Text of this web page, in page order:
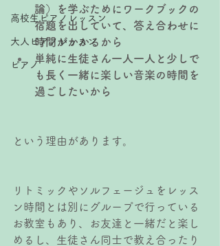
高校生ピアノレッスン
大人ピアノレッスン
ピアノ
論）を学ぶためにワークブックの
宿題を出していて、答え合わせに
時間がかかるから
単純に生徒さん一人一人と少しで
も長く一緒に楽しい音楽の時間を
過ごしたいから
という理由があります。
リトミックやソルフェージュをレッス
ン時間とは別にグループで行っている
お教室もあり、お友達と一緒だと楽し
めるし、生徒さん同士で教え合ったり